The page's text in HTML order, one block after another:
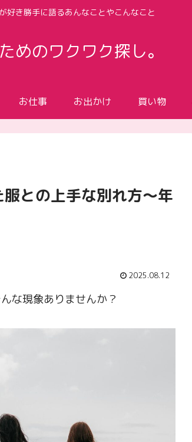
好き勝手に語るあんなことやこんなこと
めのワクワク探し。
お仕事 お出かけ 買い物
との上手な別れ方～年
2025.08.12
な現象ありませんか？